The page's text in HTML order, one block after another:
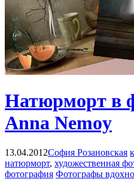
Натюрморт в
Anna Nemoy
13.04.2012София Розановская
натюрморт, художественная
фотография Фотографы